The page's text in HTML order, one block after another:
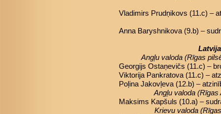
Vladimirs Prudņikovs (11.c) –
Anna Baryshnikova (9.b) –
Angļu valoda(Rīgas
Georgijs Ostaņevičs (11.c) –
Viktorija Pankratova (11.c) –
Poļina Jakovļeva (12.b) –
Angļu valoda(Rīgas
Maksims Kapšuls (10.a) –
Krievu valoda